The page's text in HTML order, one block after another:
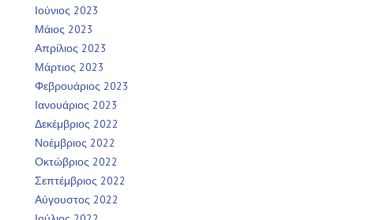
Ιούνιος 2023
Μάιος 2023
Απρίλιος 2023
Μάρτιος 2023
Φεβρουάριος 2023
Ιανουάριος 2023
Δεκέμβριος 2022
Νοέμβριος 2022
Οκτώβριος 2022
Σεπτέμβριος 2022
Αύγουστος 2022